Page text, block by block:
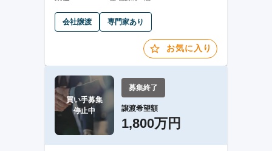
会社譲渡 専門家あり
お気に入り
買い手募集
停止中
募集終了
譲渡希望額
1,800万円